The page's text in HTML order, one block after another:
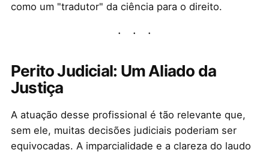
como um "tradutor" da ciência para o direito.
Perito Judicial: Um Aliado da
Justiça
A atuação desse profissional é tão relevante que,
sem ele, muitas decisões judiciais poderiam ser
equivocadas. A imparcialidade e a clareza do laudo